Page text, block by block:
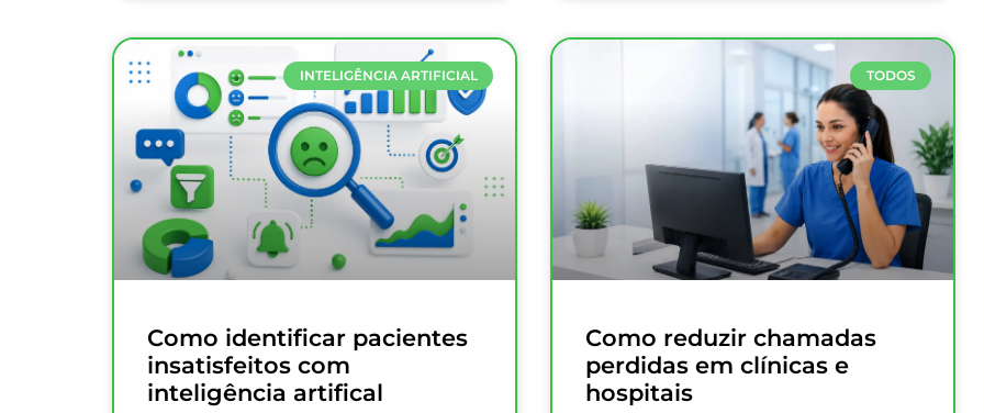
INTELIGÊNCIA ARTIFICIAL
Como identificar pacientes
insatisfeitos com
inteligência artifical
TODOS
Como reduzir chamadas
perdidas em clínicas e
hospitais